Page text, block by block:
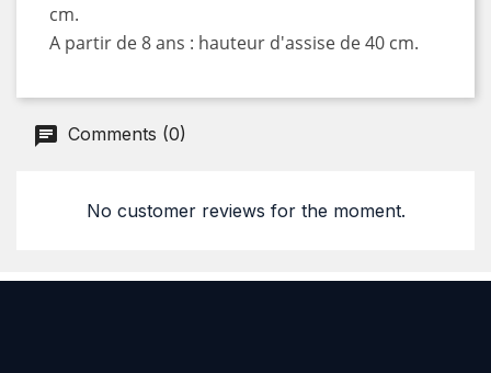
cm.
A partir de 8 ans : hauteur d'assise de 40 cm.
Comments (0)
No customer reviews for the moment.